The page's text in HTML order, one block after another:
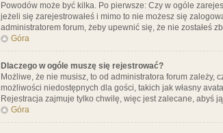
Powodów może być kilka. Po pierwsze: Czy w ogóle
jeżeli się zarejestrowałeś i mimo to nie możesz się
administratorem forum, żeby upewnić się, że nie zostałeś
Góra
Dlaczego w ogóle muszę się rejestrować?
Możliwe, że nie musisz, to od administratora forum
możliwości niedostępnych dla gości, takich jak własny
Rejestracja zajmuje tylko chwilę, więc jest zalecane, abyś ją
Góra